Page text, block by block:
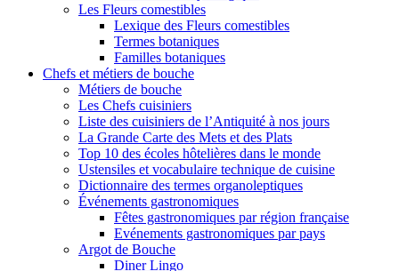
Les Fleurs comestibles
Lexique des Fleurs comestibles
Termes botaniques
Familles botaniques
Chefs et métiers de bouche
Métiers de bouche
Les Chefs cuisiniers
Liste des cuisiniers de l’Antiquité à nos jours
La Grande Carte des Mets et des Plats
Top 10 des écoles hôtelières dans le monde
Ustensiles et vocabulaire technique de cuisine
Dictionnaire des termes organoleptiques
Événements gastronomiques
Fêtes gastronomiques par région française
Evénements gastronomiques par pays
Argot de Bouche
Diner Lingo